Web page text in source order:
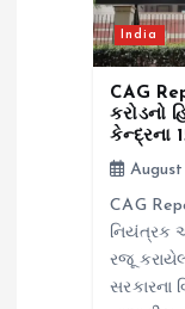
India
CAG
કરોડનો
કેન્દ્રના
CAG
નિયંત્રક
રજૂ
સરકારના